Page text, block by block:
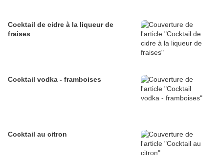
Cocktail de cidre à la liqueur de
fraises
Cocktail vodka - framboises
Cocktail au citron